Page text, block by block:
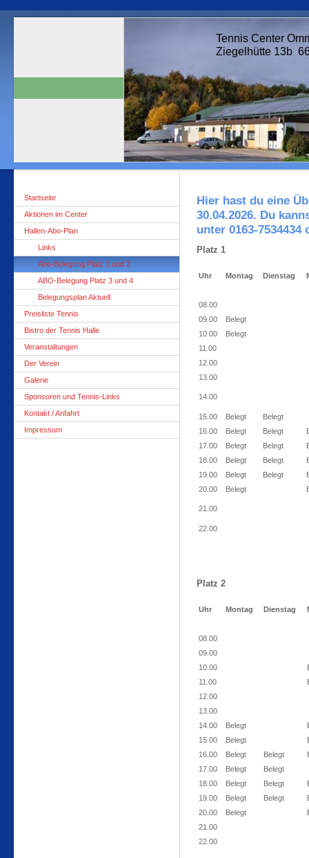
Tennis Center
Ziegelhütte 13b
Startseite
Aktionen im Center
Hallen-Abo-Plan
Links
Abo-Belegung Platz 1 und 2
ABO-Belegung Platz 3 und 4
Belegungsplan Aktuell
Preisliste Tennis
Bistro der Tennis Halle
Veranstaltungen
Der Verein
Galerie
Sponsoren und Tennis-Links
Kontakt / Anfahrt
Impressum
Hier hast du eine
30.04.2026. Du
unter 0163-7534434
Platz 1
Uhr Montag Dienstag
08.00
09.00
Belegt
10.00
Belegt
11.00
12.00
13.00
14.00
15.00 Belegt
Belegt
16.00
Belegt Belegt
17.00
Belegt Belegt
18.00
Belegt Belegt
19.00
Belegt Belegt
20.00
Belegt
21.00
22.00
Platz 2
Uhr Montag Dienstag
08.00
09.00
10.00
11.00
12.00
13.00
14.00
Belegt
15.00
Belegt
16.00
Belegt Belegt
17.00
Belegt
Belegt
18.00
Belegt Belegt
19.00
Belegt Belegt
20.00
Belegt
21.00
22.00